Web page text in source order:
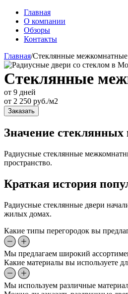
Главная
О компании
Обзоры
Контакты
Главная/Стеклянные
Стеклянные
от 9 дней
от 2 250 руб./м2
Заказать
Значение
Радиусные стеклянные
пространство.
Краткая история
Радиусные стеклянные двери
жилых домах.
Какие типы перегородок вы
Мы предлагаем широкий
Какие материалы вы используете
Мы используем различные